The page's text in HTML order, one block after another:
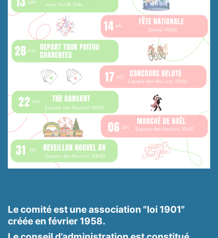
Le comité est une association "loi 1901"
créée en février 1958.